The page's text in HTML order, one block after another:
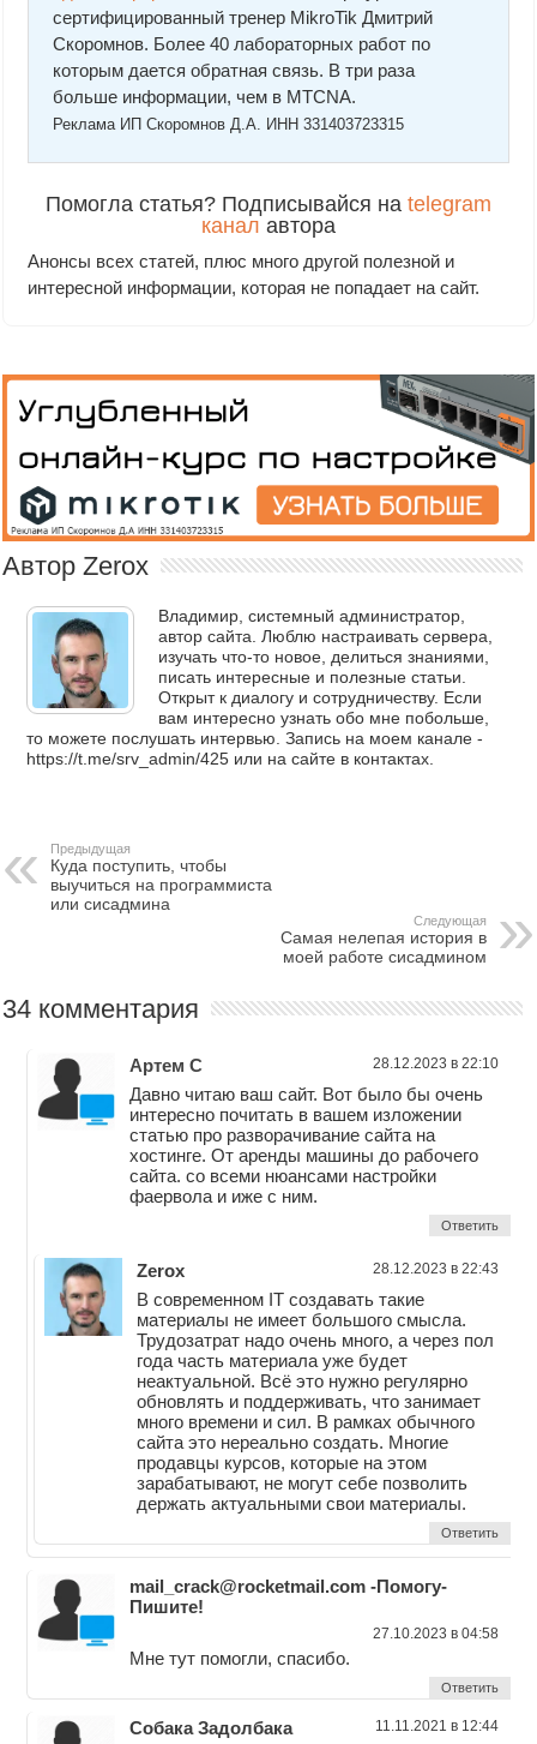
сертифицированный тренер MikroTik Дмитрий
Скоромнов. Более 40 лабораторных работ по
которым дается обратная связь. В три раза
больше информации, чем в MTCNA.
Реклама ИП Скоромнов Д.А. ИНН 331403723315
Помогла статья? Подписывайся на telegram
канал автора
Анонсы всех статей, плюс много другой полезной и
интересной информации, которая не попадает на сайт.
Автор Zerox
Владимир, системный администратор,
автор сайта. Люблю настраивать сервера,
изучать что-то новое, делиться знаниями,
писать интересные и полезные статьи.
Открыт к диалогу и сотрудничеству. Если
вам интересно узнать обо мне побольше,
то можете послушать интервью. Запись на моем канале -
https://t.me/srv_admin/425 или на сайте в контактах.
Предыдущая
Куда поступить, чтобы
выучиться на программиста
или сисадмина
Следующая
Самая нелепая история в
моей работе сисадмином
34 комментария
Артем С 28.12.2023 в 22:10
Давно читаю ваш сайт. Вот было бы очень
интересно почитать в вашем изложении
статью про разворачивание сайта на
хостинге. От аренды машины до рабочего
сайта. со всеми нюансами настройки
фаервола и иже с ним.
Ответить
Zerox 28.12.2023 в 22:43
В современном IT создавать такие
материалы не имеет большого смысла.
Трудозатрат надо очень много, а через пол
года часть материала уже будет
неактуальной. Всё это нужно регулярно
обновлять и поддерживать, что занимает
много времени и сил. В рамках обычного
сайта это нереально создать. Многие
продавцы курсов, которые на этом
зарабатывают, не могут себе позволить
держать актуальными свои материалы.
Ответить
mail_crack@rocketmail.com -Помогу-
Пишите!
27.10.2023 в 04:58
Мне тут помогли, спасибо.
Ответить
Собака Задолбака 11.11.2021 в 12:44